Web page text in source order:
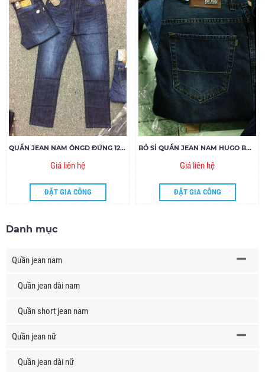
QUẦN JEAN NAM ÔNGD ĐỨNG 12614
Giá liên hệ
ĐẶT GIA CÔNG
BỎ SỈ QUẦN JEAN NAM HUGO BOSS 016
Giá liên hệ
ĐẶT GIA CÔNG
Danh mục
Quần jean nam
Quần jean dài nam
Quần short jean nam
Quần jean nữ
Quần jean dài nữ